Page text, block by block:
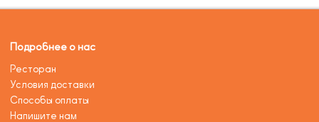
Подробнее о нас
Ресторан
Условия доставки
Способы оплаты
Напишите нам